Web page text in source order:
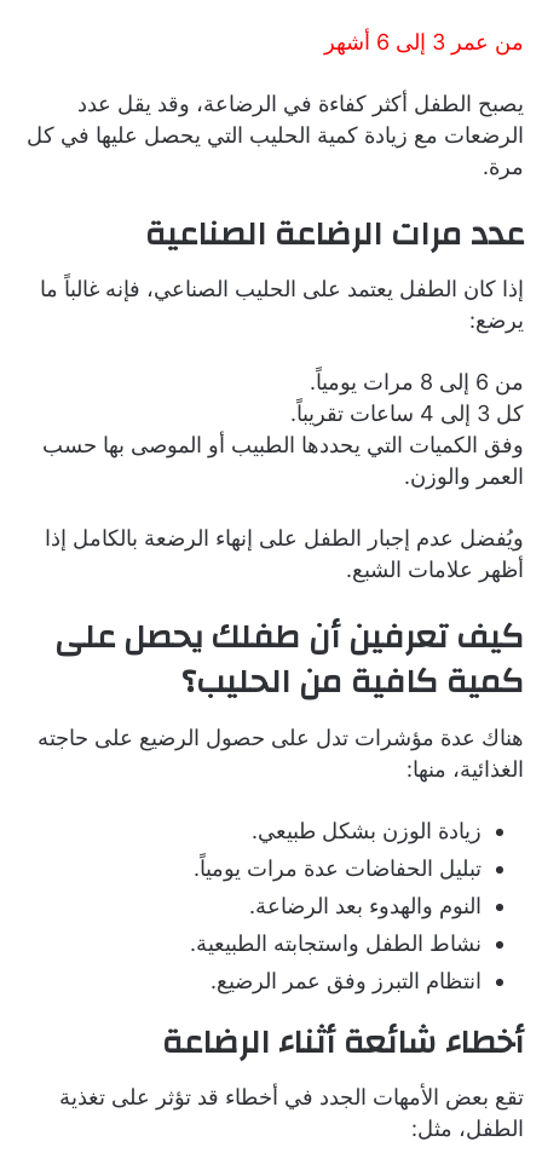
من عمر 3 إلى 6 أشهر
يصبح الطفل أكثر كفاءة في الرضاعة، وقد يقل عدد
الرضعات مع زيادة كمية الحليب التي يحصل عليها في كل
مرة.
عدد مرات الرضاعة الصناعية
إذا كان الطفل يعتمد على الحليب الصناعي، فإنه غالباً ما
يرضع:
من 6 إلى 8 مرات يومياً.
كل 3 إلى 4 ساعات تقريباً.
وفق الكميات التي يحددها الطبيب أو الموصى بها حسب
العمر والوزن.
ويُفضل عدم إجبار الطفل على إنهاء الرضعة بالكامل إذا
أظهر علامات الشبع.
كيف تعرفين أن طفلك يحصل على
كمية كافية من الحليب؟
هناك عدة مؤشرات تدل على حصول الرضيع على حاجته
الغذائية، منها:
زيادة الوزن بشكل طبيعي.
تبليل الحفاضات عدة مرات يومياً.
النوم والهدوء بعد الرضاعة.
نشاط الطفل واستجابته الطبيعية.
انتظام التبرز وفق عمر الرضيع.
أخطاء شائعة أثناء الرضاعة
تقع بعض الأمهات الجدد في أخطاء قد تؤثر على تغذية
الطفل، مثل: